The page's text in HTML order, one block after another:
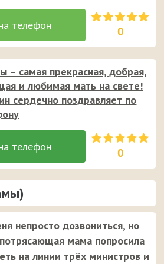
0
– самая прекрасная, добрая,
и любимая мать на свете!
сердечно поздравляет по
0
непросто дозвониться, но
мама попросила
на линии трёх министров и